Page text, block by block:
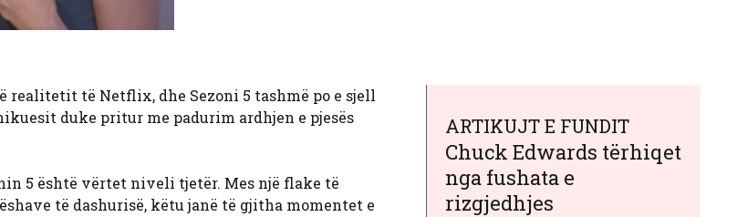
realitetit të Netflix, dhe Sezoni 5 tashmë po e sjell
duke pritur me padurim ardhjen e pjesës
5 është vërtet niveli tjetër. Mes një flake të
të dashurisë, këtu janë të gjitha momentet e
ARTIKUJT E FUNDIT
Chuck Edwards tërhiqet
nga fushata e
rizgjedhjes